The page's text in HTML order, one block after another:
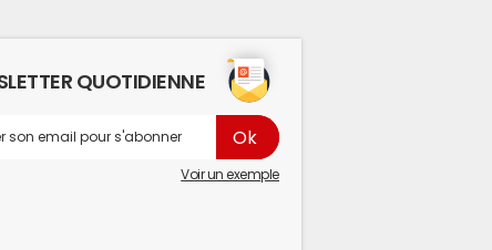
QUOTIDIENNE
Voir un exemple